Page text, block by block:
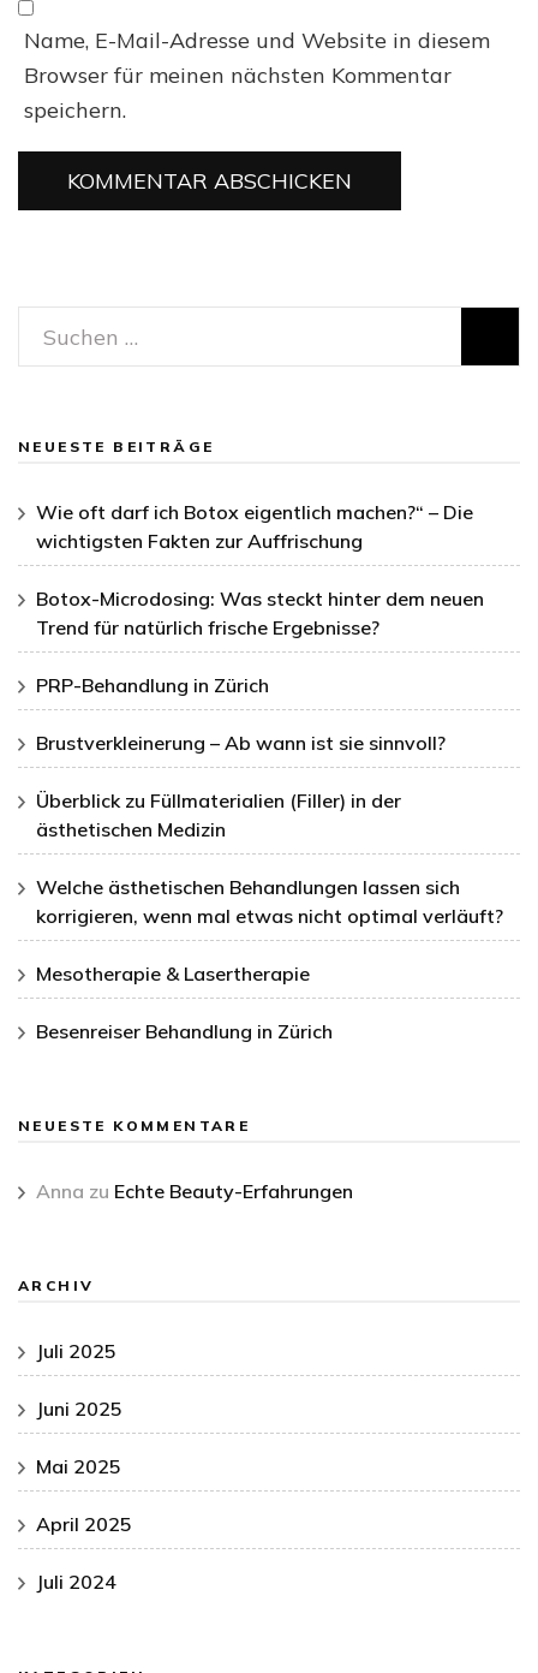
Name, E-Mail-Adresse und Website in diesem
Browser für meinen nächsten Kommentar
speichern.
Suchen
nach:
NEUESTE BEITRÄGE
Wie oft darf ich Botox eigentlich machen?“ – Die
wichtigsten Fakten zur Auffrischung
Botox-Microdosing: Was steckt hinter dem neuen
Trend für natürlich frische Ergebnisse?
PRP-Behandlung in Zürich
Brustverkleinerung – Ab wann ist sie sinnvoll?
Überblick zu Füllmaterialien (Filler) in der
ästhetischen Medizin
Welche ästhetischen Behandlungen lassen sich
korrigieren, wenn mal etwas nicht optimal verläuft?
Mesotherapie & Lasertherapie
Besenreiser Behandlung in Zürich
NEUESTE KOMMENTARE
Anna zu Echte Beauty-Erfahrungen
ARCHIV
Juli 2025
Juni 2025
Mai 2025
April 2025
Juli 2024